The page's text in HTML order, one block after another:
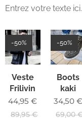
Entrez votre texte
Veste
Frilivin
-50%
44,95 €
89,95€
Boots
kaki
-50%
34,50€
69,00